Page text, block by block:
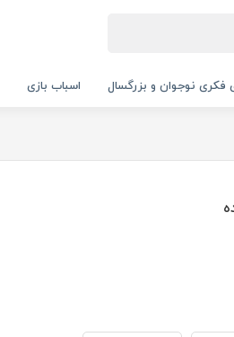
فکری نوجوان و بزرگسال اسباب بازی